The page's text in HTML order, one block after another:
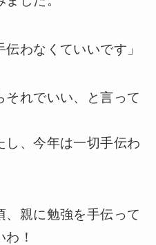
わなくていいです」
それでいい、と言って
し、今年は一切手伝わ
、親に勉強を手伝って
！